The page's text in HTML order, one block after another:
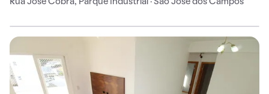
Rua José Cobra, Parque Industrial · São José dos Campos